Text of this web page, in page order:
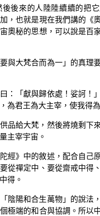
後後來的人陸陸續續的把
，也就是現在我們講的《
奧秘的思想，可以說是
與大梵合而為一」的真
曰：「獻與歸依處！娑訶
為君王為大主宰，使我得
品給大梵，然後將燒剩
主宰宇宙。
經》中的敘述，配合自己
從禪定中、要從齋戒中得
得。
陰陽和合生萬物」的說法
極端的和合與協調。所